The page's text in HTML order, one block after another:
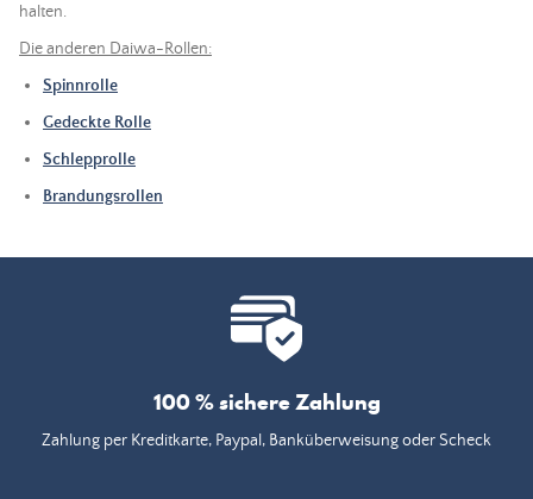
halten.
Die anderen Daiwa-Rollen:
Spinnrolle
Gedeckte Rolle
Schlepprolle
Brandungsrollen
100 % sichere Zahlung
Zahlung per Kreditkarte, Paypal, Banküberweisung oder Scheck